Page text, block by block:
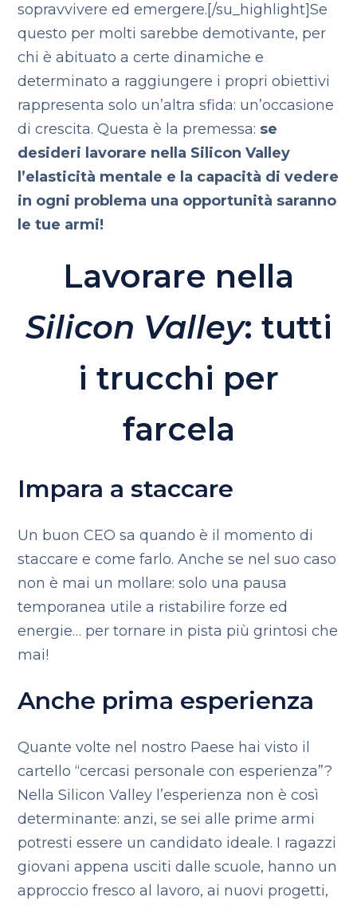
sopravvivere ed emergere.[/su_highlight]Se
questo per molti sarebbe demotivante, per
chi è abituato a certe dinamiche e
determinato a raggiungere i propri obiettivi
rappresenta solo un’altra sfida: un’occasione
di crescita. Questa è la premessa: se
desideri lavorare nella Silicon Valley
l’elasticità mentale e la capacità di vedere
in ogni problema una opportunità saranno
le tue armi!
Lavorare nella
Silicon Valley: tutti
i trucchi per
farcela
Impara a staccare
Un buon CEO sa quando è il momento di
staccare e come farlo. Anche se nel suo caso
non è mai un mollare: solo una pausa
temporanea utile a ristabilire forze ed
energie… per tornare in pista più grintosi che
mai!
Anche prima esperienza
Quante volte nel nostro Paese hai visto il
cartello “cercasi personale con esperienza”?
Nella Silicon Valley l’esperienza non è così
determinante: anzi, se sei alle prime armi
potresti essere un candidato ideale. I ragazzi
giovani appena usciti dalle scuole, hanno un
approccio fresco al lavoro, ai nuovi progetti,